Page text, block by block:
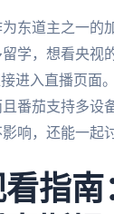
东道主之一
学，想看央视
进入直播页面
番茄支持多设
响，还能一起
指